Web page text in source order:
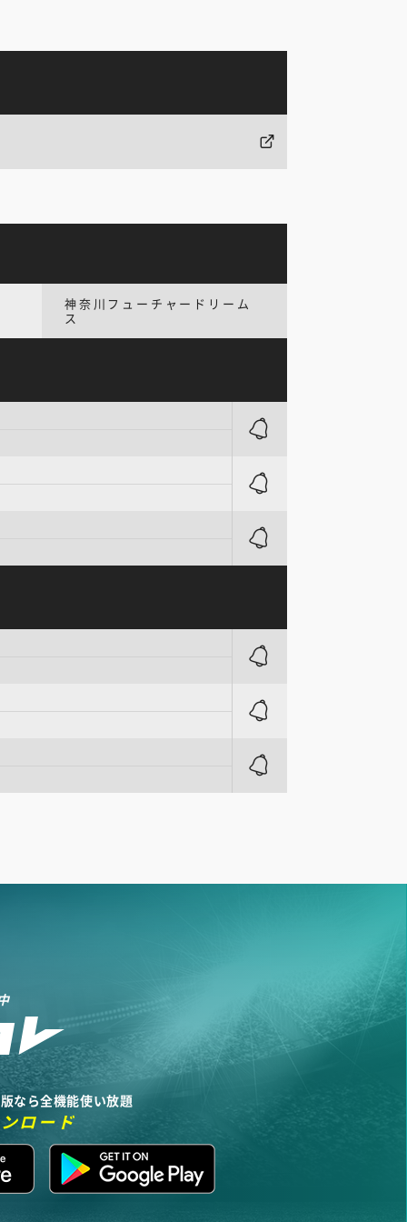
神奈川フューチャードリーム
ス
なら全機能使い放題
ロード